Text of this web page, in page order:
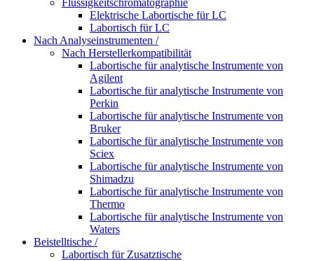
Flüssigkeitschromatographie
Elektrische Labortische für LC
Labortisch für LC
Nach Analyseinstrumenten /
Nach Herstellerkompatibilität
Labortische für analytische Instrumente von
Agilent
Labortische für analytische Instrumente von
Perkin
Labortische für analytische Instrumente von
Bruker
Labortische für analytische Instrumente von
Sciex
Labortische für analytische Instrumente von
Shimadzu
Labortische für analytische Instrumente von
Thermo
Labortische für analytische Instrumente von
Waters
Beistelltische /
Labortisch für Zusatztische